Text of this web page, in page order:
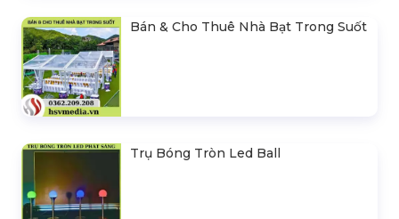
Bán & Cho Thuê Nhà Bạt Trong Suốt
Trụ Bóng Tròn Led Ball